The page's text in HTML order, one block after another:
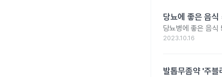
당뇨에 좋은 음
당뇨병에 좋은 음식
2023.10.16
발톱무좀약 '주